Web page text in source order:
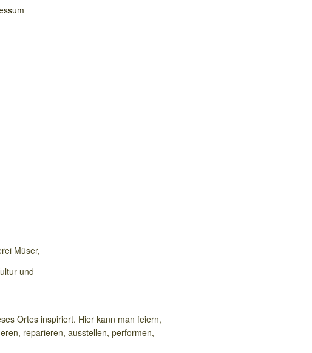
Müser,
und
Ortes inspiriert. Hier kann man feiern,
reparieren, ausstellen, performen,